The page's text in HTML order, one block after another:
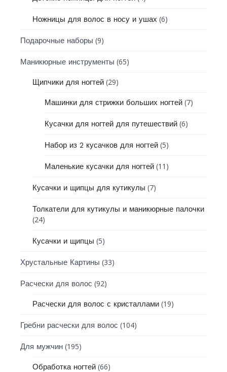
Ножницы для волос в носу и ушах (6)
Подарочные наборы (9)
Маникюрные инструменты (65)
Щипчики для ногтей (29)
Машинки для стрижки больших ногтей (7)
Кусачки для ногтей для путешествий (6)
Набор из 2 кусачков для ногтей (5)
Маленькие кусачки для ногтей (11)
Кусачки и щипцы для кутикулы (7)
Толкатели для кутикулы и маникюрные палочки
(24)
Кусачки и щипцы (5)
Хрустальные Картины (33)
Расчески для волос (92)
Расчески для волос с кристаллами (19)
Гребни расчески для волос (104)
Для мужчин (195)
Обработка ногтей (66)